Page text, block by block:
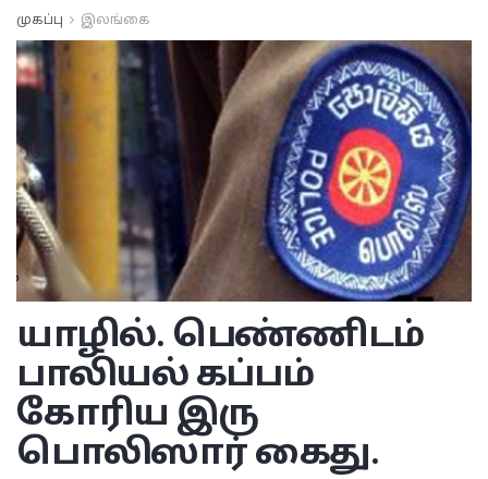
முகப்பு இலங்கை
யாழில். பெண்ணிடம்
பாலியல் கப்பம்
கோரிய இரு
பொலிஸார் கைது.